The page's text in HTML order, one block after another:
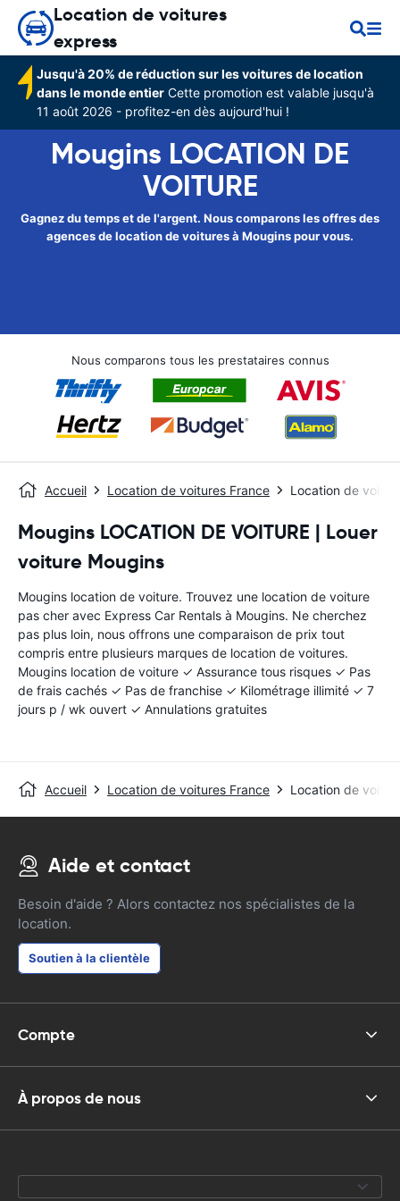
Location de voitures
express
Jusqu'à 20% de réduction sur les voitures de location
dans le monde entier Cette promotion est valable jusqu'à
11 août 2026 - profitez-en dès aujourd'hui !
Mougins LOCATION DE
VOITURE
Gagnez du temps et de l'argent. Nous comparons les offres des
agences de location de voitures à Mougins pour vous.
Nous comparons tous les prestataires connus
Accueil Location de voitures France Location de
Mougins LOCATION DE VOITURE | Louer
voiture Mougins
Mougins location de voiture. Trouvez une location de voiture
pas cher avec Express Car Rentals à Mougins. Ne cherchez
pas plus loin, nous offrons une comparaison de prix tout
compris entre plusieurs marques de location de voitures.
Mougins location de voiture ✓ Assurance tous risques ✓ Pas
de frais cachés ✓ Pas de franchise ✓ Kilométrage illimité ✓ 7
jours p / wk ouvert ✓ Annulations gratuites
Accueil Location de voitures France Location de
Aide et contact
Besoin d'aide ? Alors contactez nos spécialistes de la
location.
Soutien à la clientèle
Compte
À propos de nous